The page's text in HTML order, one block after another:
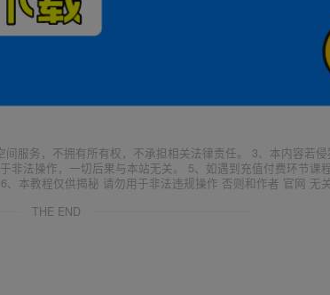
服务，不拥有所有权，不承担相关法律责任。 3、本内容若
非法操作，一切后果与本站无关。 5、如遇到充值付费环节课
本教程仅供揭秘 请勿用于非法违规操作 否则和作者 官网 无
THE END